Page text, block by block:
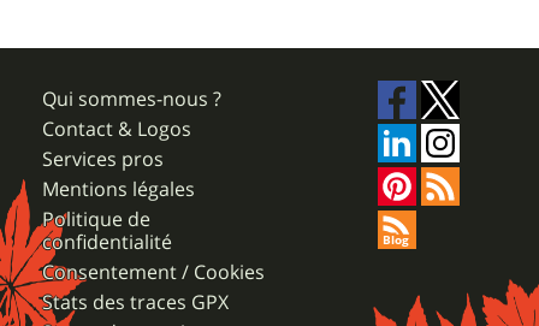
Qui sommes-nous ?
Contact & Logos
Services pros
Mentions légales
Politique de
confidentialité
Consentement / Cookies
Stats des traces GPX